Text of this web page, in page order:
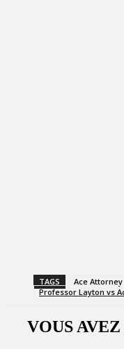
TAGS Ace Attorney
Professor Layton vs
VOUS